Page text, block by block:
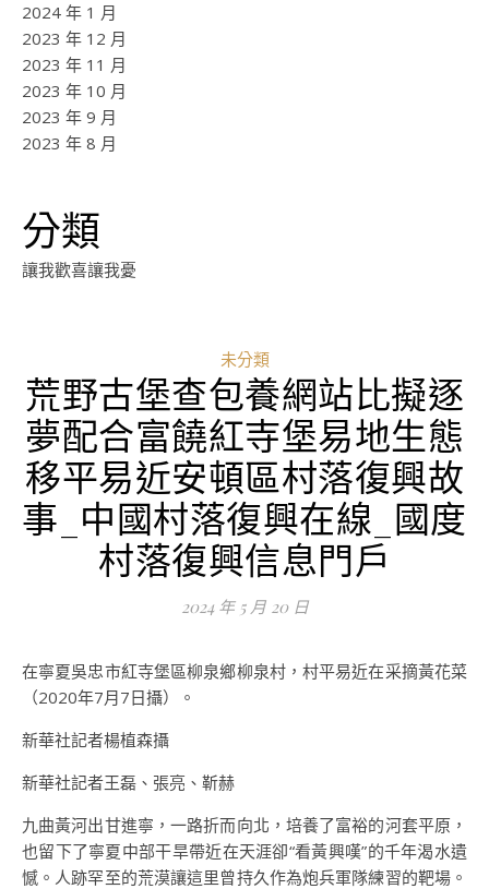
2024 年 1 月
2023 年 12 月
2023 年 11 月
2023 年 10 月
2023 年 9 月
2023 年 8 月
分類
讓我歡喜讓我憂
未分類
荒野古堡查包養網站比擬逐
夢配合富饒紅寺堡易地生態
移平易近安頓區村落復興故
事_中國村落復興在線_國度
村落復興信息門戶
2024 年 5 月 20 日
在寧夏吳忠市紅寺堡區柳泉鄉柳泉村，村平易近在采摘黃花菜
（2020年7月7日攝）。
新華社記者楊植森攝
新華社記者王磊、張亮、靳赫
九曲黃河出甘進寧，一路折而向北，培養了富裕的河套平原，
也留下了寧夏中部干旱帶近在天涯卻“看黃興嘆”的千年渴水遺
憾。人跡罕至的荒漠讓這里曾持久作為炮兵軍隊練習的靶場。